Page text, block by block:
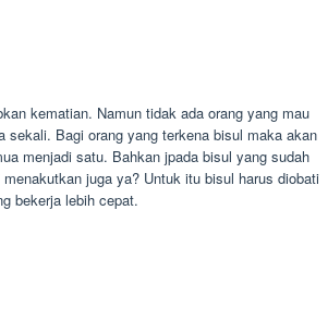
kematian. Namun tidak ada orang yang mau
Bagi orang yang terkena bisul maka akan
menjadi satu. Bahkan jpada bisul yang sudah
juga ya? Untuk itu bisul harus diobati
bekerja lebih cepat.